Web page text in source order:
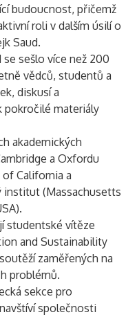
budoucnost, přičemž
roli v dalším úsilí o
Saud.
sešlo více než 200
vědců, studentů a
diskusí a
pokročilé materiály
akademických
a Oxfordu
California a
institut (Massachusetts
studentské vítěze
and Sustainability
zaměřených na
problémů.
sekce pro
společnosti